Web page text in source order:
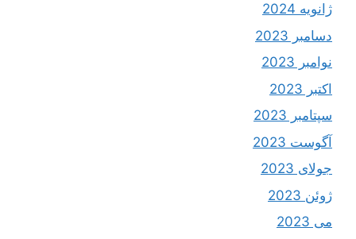
ژانویه 2024
دسامبر 2023
نوامبر 2023
اکتبر 2023
سپتامبر 2023
آگوست 2023
جولای 2023
ژوئن 2023
می 2023